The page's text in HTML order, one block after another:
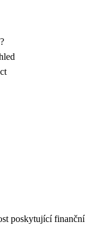
poskytující finanční